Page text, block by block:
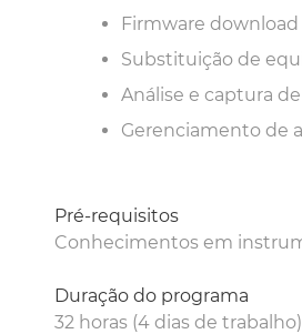
Firmware download
Substituição de
Análise e captura
Gerenciamento de
Pré-requisitos
Conhecimentos em
Duração do programa
32 horas (4 dias de trabalho)